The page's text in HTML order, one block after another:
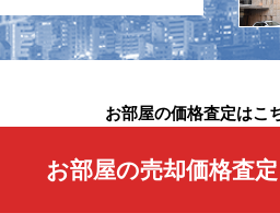
お部屋の価格査定はこ
お部屋の売却価格査定